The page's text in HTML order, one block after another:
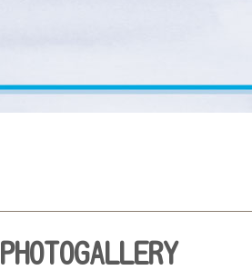
PHOTOGALLERY